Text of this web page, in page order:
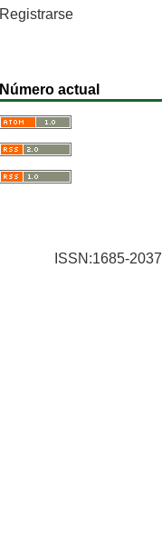
Registrarse
Número actual
ISSN:1685-2037